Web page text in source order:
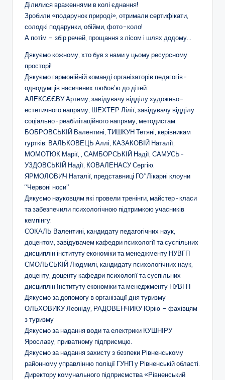
т
р
і
о
т
и
ч
н
о
г
о
в
и
х
о
в
а
н
н
я
т
а
п
Ділилися враженнями в колі єднання!
Зробили «подарунок природі», отримали сертифікати,
солодкі подарунки, обійми, фото-коло!
А потім – збір речей, прощання з лісом і шлях додому…
Дякуємо кожному, хто був з нами у цьому ресурсному
просторі!
Дякуємо гармонійній команді організаторів педагогів-
однодумців насичених любов’ю до дітей:
АЛЕКСЄЄВУ Артему, завідувачу відділу художньо-
естетичного напряму, ШЕХТЕР Лілії, завідувачу відділу
соціально-реабілітаційного напряму, методистам:
БОБРОВСЬКІЙ Валентині, ТИШКУН Тетяні, керівникам
гуртків: ВАЛЬКОВЕЦЬ Аллі, КАЗАКОВІЙ Наталії,
МОМОТЮК Марії, , САМБОРСЬКІЙ Надії, САМУСЬ-
УЗДОВСЬКІЙ Надії, КОВАЛЕНАСУ Сергію.
ЯРМОЛОВИЧ Наталії, представниці ГО”Лікарні клоуни
“Червоні носи”
Дякуємо науковцям які провели тренінги, майстер-класи
та забезпечили психологічною підтримкою учасників
кемпінгу:
СОКАЛЬ Валентині, кандидату педагогічних наук,
доцентом, завідувачем кафедри психології та суспільних
дисциплін інституту економіки та менеджменту НУВГП
СМОЛЬСЬКІЙ Людмилі, кандидату психологічних наук,
доценту, доценту кафедри психології та суспільних
дисциплін Інституту економіки та менеджменту НУВГП
Дякуємо за допомогу в організації дня туризму
ОЛЬХОВИКУ Леоніду, РАДОВЕНЧИКУ Юрію – фахівцям
з туризму
Дякуємо за надання води та електрики КУШНІРУ
Ярославу, приватному підприємцю.
Дякуємо за надання захисту з безпеки Рівненському
районному управлінню поліції ГУНП у Рівненській області.
Директору комунального підприємства «Рівненський